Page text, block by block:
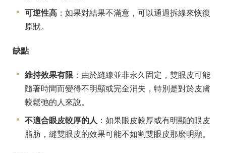
可逆性高 ：如果對結果不滿意，可以通過拆線來恢復
原狀。
缺點
維持效果有限 ：由於縫線並非永久固定，雙眼皮可能
隨著時間而變得不明顯或完全消失，特別是對於皮膚
較鬆弛的人來說。
不適合眼皮較厚的人 ：如果眼皮較厚或有明顯的眼皮
脂肪，縫雙眼皮的效果可能不如割雙眼皮那麼明顯。